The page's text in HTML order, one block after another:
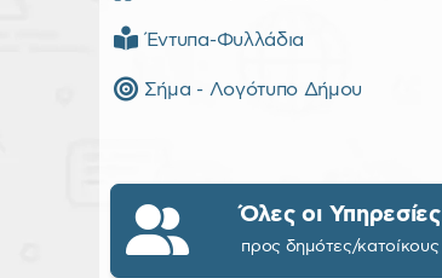
Έντυπα-Φυλλάδια
Σήμα - Λογότυπο Δήμου
Όλες οι Υπηρεσίες
προς δημότες/κατοίκους